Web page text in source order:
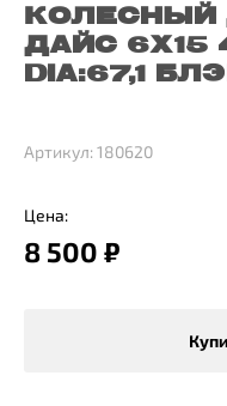
КОЛЕСНЫЙ
ДАЙС 6X15
DIA:67,1
Цена:
8 500 ₽
Артикул: 180620